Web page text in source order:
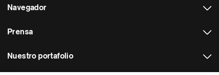
Navegador
Prensa
Nuestro portafolio